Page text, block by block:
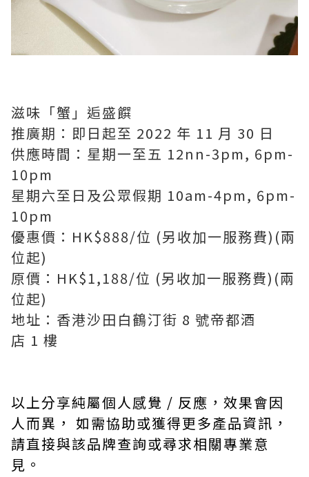
滋味「蟹」逅盛饌
推廣期：即日起至 2022 年 11 月 30 日
供應時間：星期一至五 12nn-3pm, 6pm-
10pm
星期六至日及公眾假期 10am-4pm, 6pm-
10pm
優惠價：HK$888/位 (另收加一服務費)(兩
位起)
原價：HK$1,188/位 (另收加一服務費)(兩
位起)
地址：香港沙田白鶴汀街 8 號帝都酒
店 1 樓
以上分享純屬個人感覺 / 反應，效果會因
人而異， 如需協助或獲得更多產品資訊，
請直接與該品牌查詢或尋求相關專業意
見。